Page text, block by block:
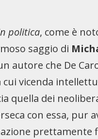
politica, come è
saggio di
autore che De
cui vicenda
quella dei
con essa, pur
prettamente